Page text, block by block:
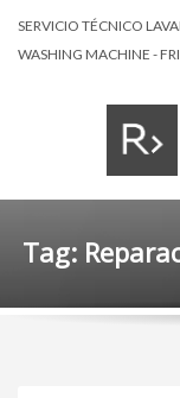
SERVICIO TÉCNICO
WASHING MACHINE -
Tag: